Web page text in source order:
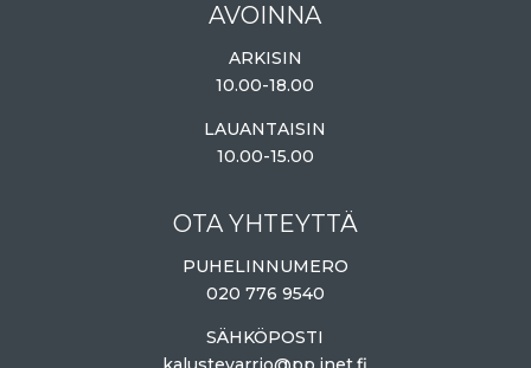
AVOINNA
ARKISIN
10.00-18.00
LAUANTAISIN
10.00-15.00
OTA YHTEYTTÄ
PUHELINNUMERO
020 776 9540
SÄHKÖPOSTI